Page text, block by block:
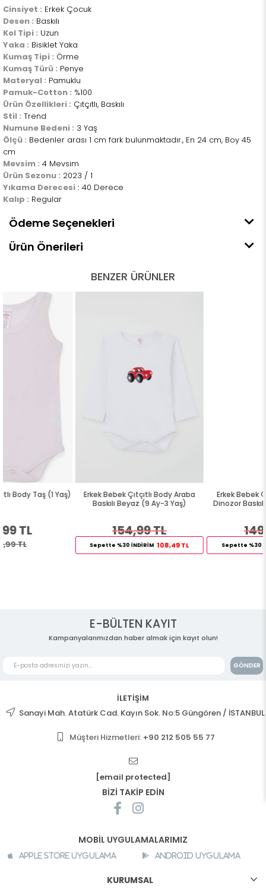
Cinsiyet : Erkek Çocuk
Desen : Baskılı
Kol Tipi : Uzun
Yaka : Bisiklet Yaka
Kumaş Tipi : Örme
Kumaş Türü : Penye
Materyal : Pamuklu
Pamuk-Cotton : %100
Ürün Özellikleri : Çıtçıtlı, Baskılı
Stil : Trend
Numune Bedeni : 3 Yaş
Ölçü : Bedenler arası 1 cm fark bulunmaktadır., En 24 cm, Boy 45
cm
Mevsim : 4 Mevsim
Ürün Sezonu : 2023 / 1
Yıkama Derecesi : 40 Derece
Kalıp : Regular
Ödeme Seçenekleri
Ürün Önerileri
BENZER ÜRÜNLER
Erkek Bebek Çıtçıtlı Body Araba
Baskılı Beyaz (9 Ay-3 Yaş)
Sepette %30 İNDİRİM 108,49 TL
Erkek Bebek Çıtçıtlı Zıbın Body
Dinozor Baskılı Ekru (9 Ay-3 Yaş)
Sepette %30 İNDİRİM 104,99 TL
E-BÜLTEN KAYIT
Kampanyalarımızdan haber almak için kayıt olun!
GÖNDER
İLETİŞİM
Sanayi Mah. Atatürk Cad. Kayın Sok. No:5 Güngören / İSTANBUL
Müşteri Hizmetleri: +90 212 505 55 77
[email protected]
BİZİ TAKİP EDİN
MOBİL UYGULAMALARIMIZ
Apple Store Uygulama Android Uygulama
KURUMSAL